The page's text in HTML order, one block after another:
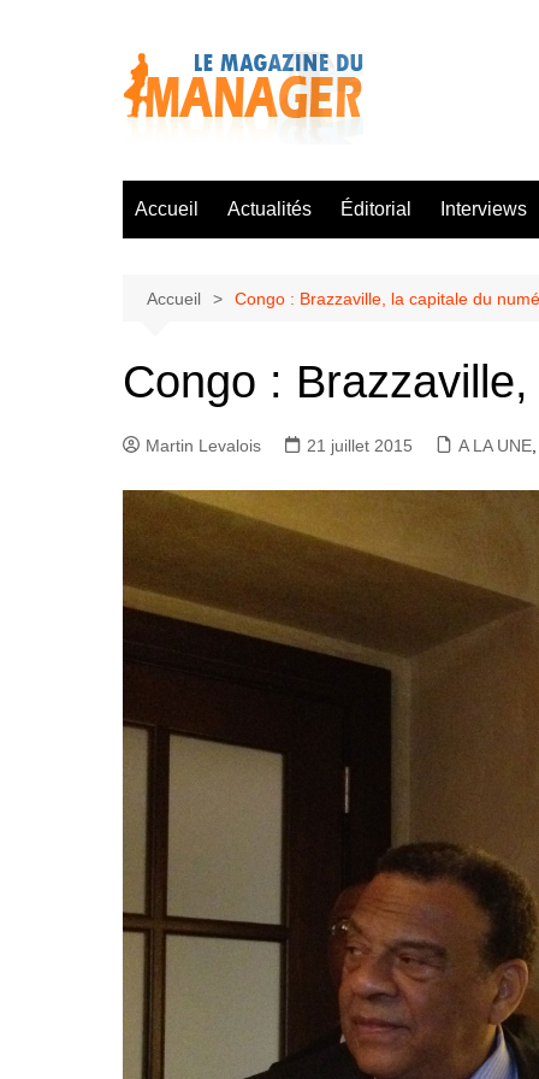
Accueil Actualités Éditorial Interviews
Accueil Congo : Brazzaville, la capitale du
Congo :
Martin Levalois 21 juillet 2015 A LA UNE